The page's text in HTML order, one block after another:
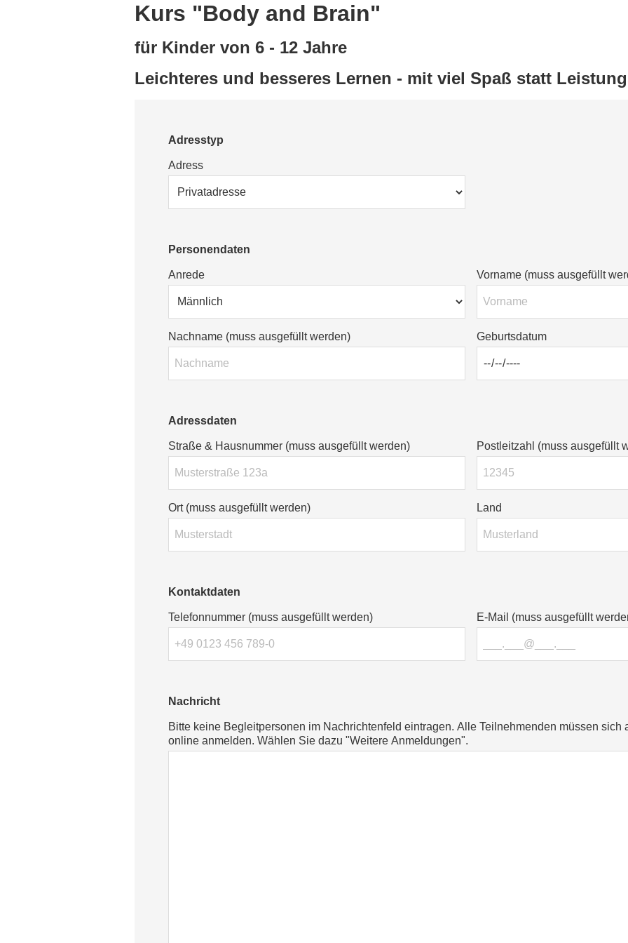
Kurs "Body and Brain"
für Kinder von 6 - 12 Jahre
Leichteres und besseres Lernen - mit viel Spaß statt
Adresstyp
Adress
Personendaten
Anrede Vorname (muss ausgefüllt
Nachname (muss ausgefüllt werden) Geburtsdatum
Adressdaten
Straße & Hausnummer (muss ausgefüllt werden) Postleitzahl (muss ausgefüllt
Ort (muss ausgefüllt werden) Land
Kontaktdaten
Telefonnummer (muss ausgefüllt werden) E-Mail (muss ausgefüllt
Nachricht
Bitte keine Begleitpersonen im Nachrichtenfeld eintragen. Alle Teilnehmenden müssen sich
online anmelden. Wählen Sie dazu "Weitere Anmeldungen".